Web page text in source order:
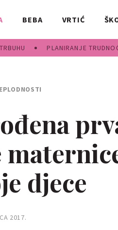
PLANIRANJE
BEBA VRTIĆ
djece
2017.